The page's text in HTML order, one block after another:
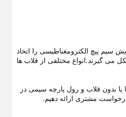
سیم پیچ الکترومغناطیسی را اتخاذ
می گیرند.انواع مختلفی از قلاب ها
یا بدون قلاب و رول پارچه سیمی در
مشتری ارائه دهیم.